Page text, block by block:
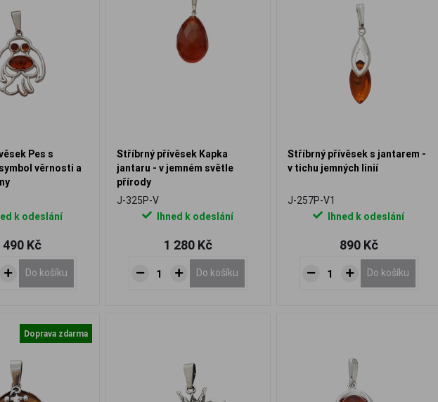
Pes s
věrnosti a
k odeslání
490 Kč
Do košíku
Stříbrný přívěsek Kapka
jantaru - v jemném světle
přírody
J-325P-V
Ihned k odeslání
1 280 Kč
Do košíku
Stříbrný přívěsek s jantarem -
v tichu jemných linií
J-257P-V1
Ihned k odeslání
890 Kč
Do košíku
Doprava zdarma